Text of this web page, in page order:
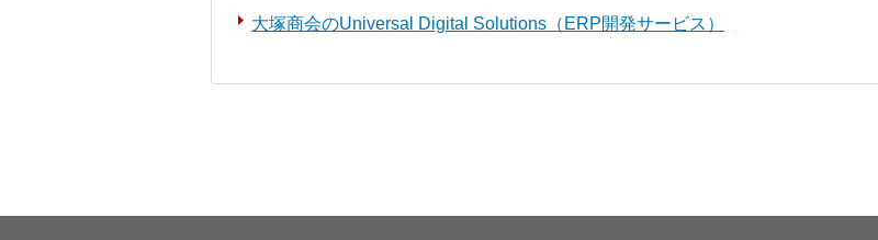
大塚商会のUniversal Digital Solutions（ERP開発サービス）